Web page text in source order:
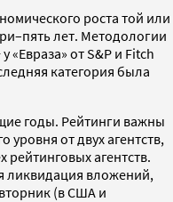
роста той или
лет. Методологии
«Евраза» от S&P и Fitch
категория была
годы. Рейтинги важны
от двух агентств,
агентств.
ликвидация вложений,
(в США и